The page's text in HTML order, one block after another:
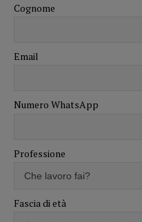
Cognome
Email
Numero WhatsApp
Professione
Fascia di età